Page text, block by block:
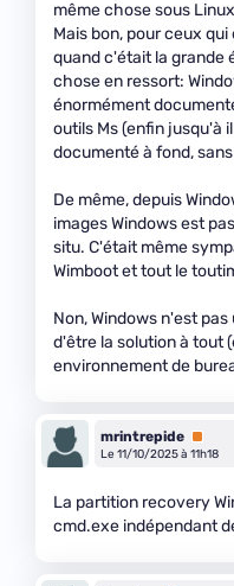
même chose sous
Mais bon, pour ceux
quand c'était la grande
chose en ressort:
énormément
outils Ms (enfin jusqu'à
documenté à fond,
De même, depuis
images Windows est
situ. C'était même
Wimboot et tout le
Non, Windows n'est
d'être la solution à tout
environnement de
mrintrepide Premium
Le 11/10/2025 à 11h18
La partition recovery
cmd.exe indépendant